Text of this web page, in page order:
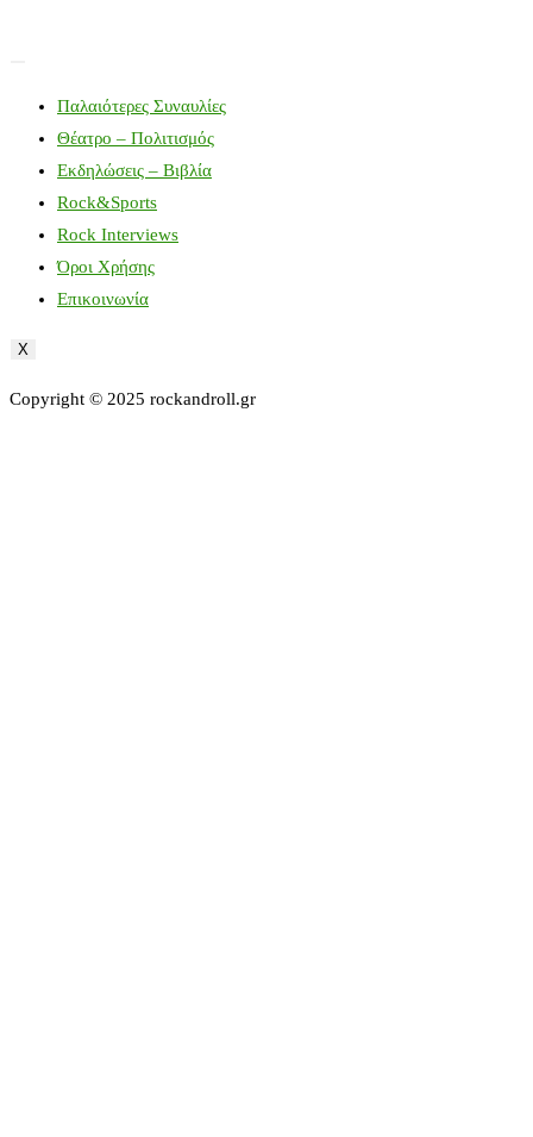
Παλαιότερες Συναυλίες
Θέατρο – Πολιτισμός
Εκδηλώσεις – Βιβλία
Rock&Sports
Rock Interviews
Όροι Χρήσης
Επικοινωνία
X
Copyright © 2025 rockandroll.gr